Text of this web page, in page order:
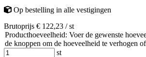
Op bestelling in alle vestigingen
Brutoprijs € 122,23 / st
Producthoeveelheid: Voer de gewenste
de knoppen om de hoeveelheid te verhogen
st